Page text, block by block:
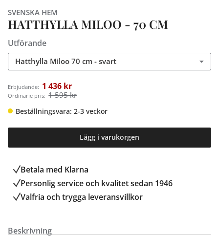
SVENSKA HEM
HATTHYLLA MILOO - 70 CM
Utförande
Hatthylla Miloo 70 cm - svart
Erbjudande: 1 436 kr
Ordinarie pris: 1 595 kr
Beställningsvara: 2-3 veckor
Lägg i varukorgen
Betala med Klarna
Personlig service och kvalitet sedan 1946
Valfria och trygga leveransvillkor
Beskrivning